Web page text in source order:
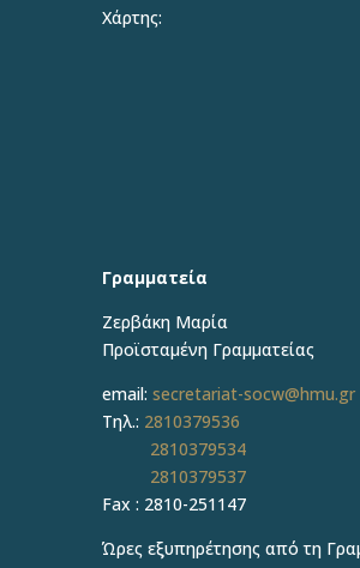
Χάρτης:
Γραμματεία
Ζερβάκη Μαρία
Προϊσταμένη Γραμματείας
email: secretariat-socw@hmu.gr
Τηλ.: 2810379536
2810379534
2810379537
Fax : 2810-251147
Ώρες εξυπηρέτησης από τη